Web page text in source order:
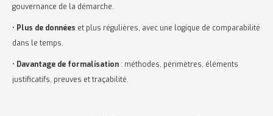
gouvernance de la démarche.
• Plus de données et plus régulières, avec une logique de comparabilité
dans le temps.
• Davantage de formalisation : méthodes, périmètres, éléments
justificatifs, preuves et traçabilité.